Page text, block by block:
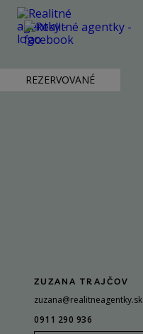
NÁŠ PRÍBEH
NÁŠ TÍM
ZREALIZOVANÉ
REZERVOVANÉ
ZUZANA TRAJČOV
zuzana@realitneagentky.sk
0911 290 936